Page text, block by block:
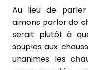
Au lieu de parler
aimons parler de
serait plutôt à
souples aux
unanimes les